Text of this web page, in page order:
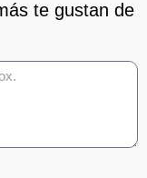
te gustan de